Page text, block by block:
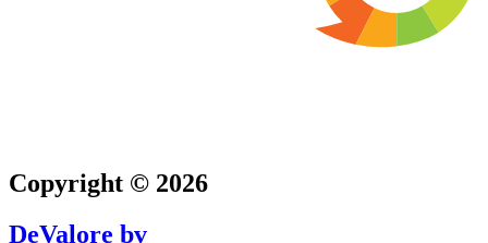
Copyright © 2026
DeValore bv